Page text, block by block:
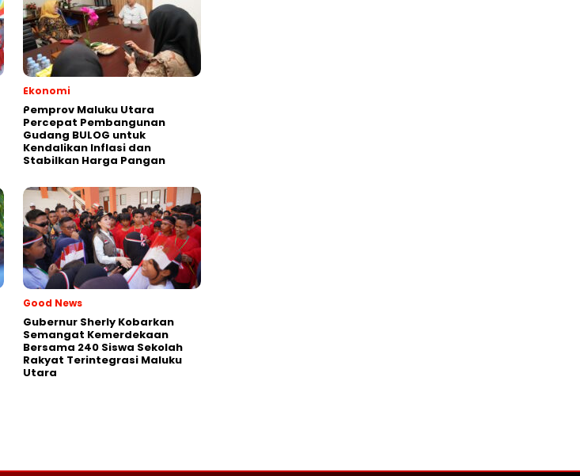
Ekonomi
Pemprov Maluku Utara
Percepat Pembangunan
Gudang BULOG untuk
Kendalikan Inflasi dan
Stabilkan Harga Pangan
Good News
Gubernur Sherly Kobarkan
Semangat Kemerdekaan
Bersama 240 Siswa Sekolah
Rakyat Terintegrasi Maluku
Utara